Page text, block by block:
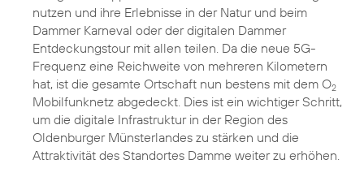
nutzen und ihre Erlebnisse in der Natur und beim
Dammer Karneval oder der digitalen Dammer
Entdeckungstour mit allen teilen. Da die neue 5G-
Frequenz eine Reichweite von mehreren Kilometern
hat, ist die gesamte Ortschaft nun bestens mit dem O2
Mobilfunknetz abgedeckt. Dies ist ein wichtiger Schritt,
um die digitale Infrastruktur in der Region des
Oldenburger Münsterlandes zu stärken und die
Attraktivität des Standortes Damme weiter zu erhöhen.